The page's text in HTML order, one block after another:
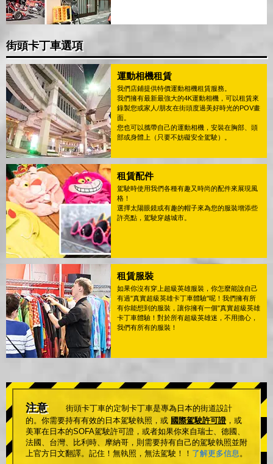
街頭卡丁車選項
運動相機租賃
我們店鋪提供特價運動相機租賃服務。
我們擁有最新最強大的4K運動相機，可以租賃來
錄製您或家人/朋友在街頭度過美好時光的POV畫
面。
您也可以攜帶自己的運動相機，安裝在胸部、頭
部或身體上（只要不妨礙安全駕駛）。
租賃配件
駕駛時使用我們各種有趣又時尚的配件來展現風
格！
選擇太陽眼鏡或有趣的帽子來為您的服裝增添些
許亮點，駕駛穿越城市。
租賃服裝
如果你沒有穿上超級英雄服裝，你怎麼能說自己
有過"真實超級英雄卡丁車體驗"呢！我們擁有所
有你能想到的服裝，讓你擁有一個"真實超級英雄
卡丁車體驗！對於所有超級英雄迷，不用擔心，
我們有所有的服裝！
注意
街頭卡丁車的定制卡丁車是專為日本的街道設計
的。你需要持有有效的日本駕駛執照，或 國際駕駛許可證，或
美軍在日本的SOFA駕駛許可證，或者如果你來自瑞士、德國、
法國、台灣、比利時、摩納哥，則需要持有自己的駕駛執照並附
上官方日文翻譯。記住！無執照，無法駕駛！！ 了解更多信息。